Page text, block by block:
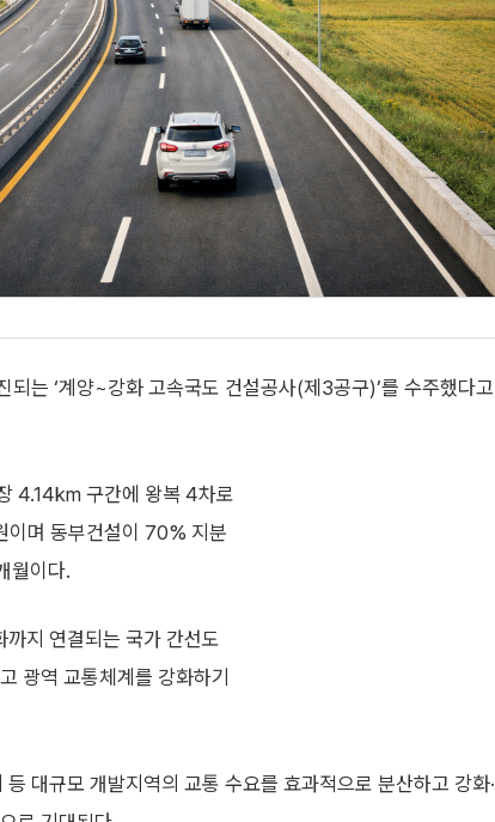
는 ‘계양~강화 고속국도 건설공사(제3공구)’를 수주했다고
4.14km 구간에 왕복 4차로
이며 동부건설이 70% 지분
월이다.
지 연결되는 국가 간선도
광역 교통체계를 강화하기
대규모 개발지역의 교통 수요를 효과적으로 분산하고 강화·